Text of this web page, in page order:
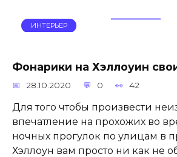
ИНТЕРЬЕР
Фонарики на Хэллоуин
28.10.2020 0 42
Для того чтобы произвести
впечатление на прохожих во
ночных прогулок по улицам в
Хэллоун вам просто ни как не